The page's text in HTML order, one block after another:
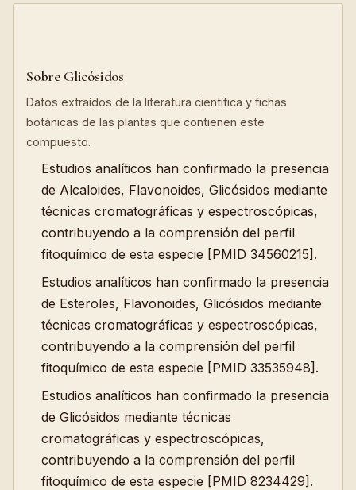
Sobre Glicósidos
Datos extraídos de la literatura científica y fichas
botánicas de las plantas que contienen este
compuesto.
Estudios analíticos han confirmado la presencia
de Alcaloides, Flavonoides, Glicósidos mediante
técnicas cromatográficas y espectroscópicas,
contribuyendo a la comprensión del perfil
fitoquímico de esta especie [PMID 34560215].
Estudios analíticos han confirmado la presencia
de Esteroles, Flavonoides, Glicósidos mediante
técnicas cromatográficas y espectroscópicas,
contribuyendo a la comprensión del perfil
fitoquímico de esta especie [PMID 33535948].
Estudios analíticos han confirmado la presencia
de Glicósidos mediante técnicas
cromatográficas y espectroscópicas,
contribuyendo a la comprensión del perfil
fitoquímico de esta especie [PMID 8234429].